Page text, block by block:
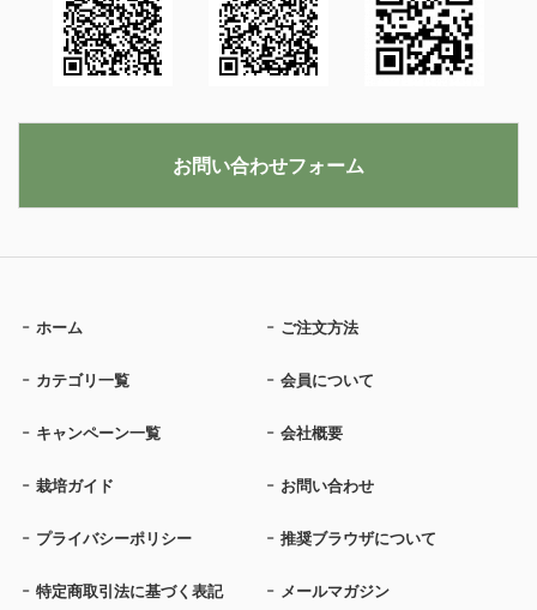
ホーム ご注文方法
カテゴリ一覧 会員について
キャンペーン一覧 会社概要
栽培ガイド お問い合わせ
プライバシーポリシー 推奨ブラウザについて
特定商取引法に基づく表記 メールマガジン
お問い合わせフォーム